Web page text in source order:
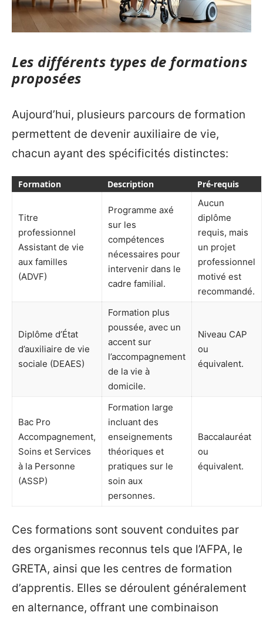
Les différents types de formations
proposées
Aujourd’hui, plusieurs parcours de formation
permettent de devenir auxiliaire de vie,
chacun ayant des spécificités distinctes:
Formation Description Pré-requis
Titre
professionnel
Assistant de vie
aux familles
(ADVF)
Programme axé
sur les
compétences
nécessaires pour
intervenir dans le
cadre familial.
Aucun
diplôme
requis, mais
un projet
professionnel
motivé est
recommandé.
Diplôme d’État
d’auxiliaire de vie
sociale (DEAES)
Formation plus
poussée, avec un
accent sur
l’accompagnement
de la vie à
domicile.
Niveau CAP
ou
équivalent.
Bac Pro
Accompagnement,
Soins et Services
à la Personne
(ASSP)
Formation large
incluant des
enseignements
théoriques et
pratiques sur le
soin aux
personnes.
Baccalauréat
ou
équivalent.
Ces formations sont souvent conduites par
des organismes reconnus tels que l’AFPA, le
GRETA, ainsi que les centres de formation
d’apprentis. Elles se déroulent généralement
en alternance, offrant une combinaison